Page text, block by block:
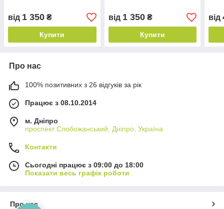
від 1 350 ₴
Купити
від 1 350₴
Купити
від
Про нас
100% позитивних з 26 відгуків за рік
Працює з 08.10.2014
м. Дніпро
проспект Слобожанський, Дніпро, Україна
Контакти
Сьогодні працює з 09:00 до 18:00
Показати весь графік роботи
Про нас